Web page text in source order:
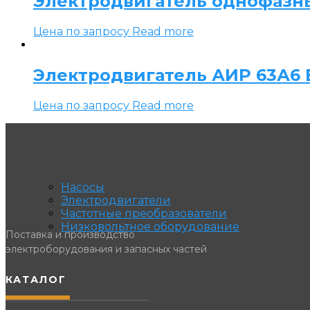
Насосы
Электродвигатели
Частотные преобразователи
Низковольтное оборудование
Цена по запросу Read more
Электродвигатель АИР 63А6
Цена по запросу Read more
Поставка и производство
электроборудования и запасных частей
КАТАЛОГ